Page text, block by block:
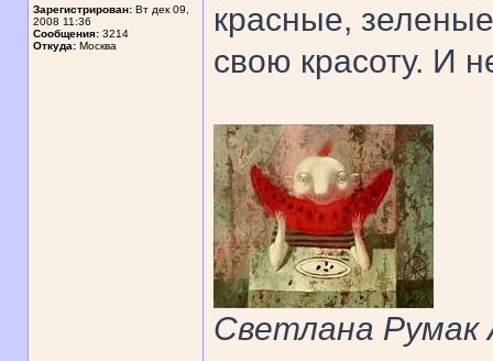
Зарегистрирован: Вт дек 09,
2008 11:36
Сообщения: 3214
Откуда: Москва
красные,
свою красоту. И
Светлана Румак